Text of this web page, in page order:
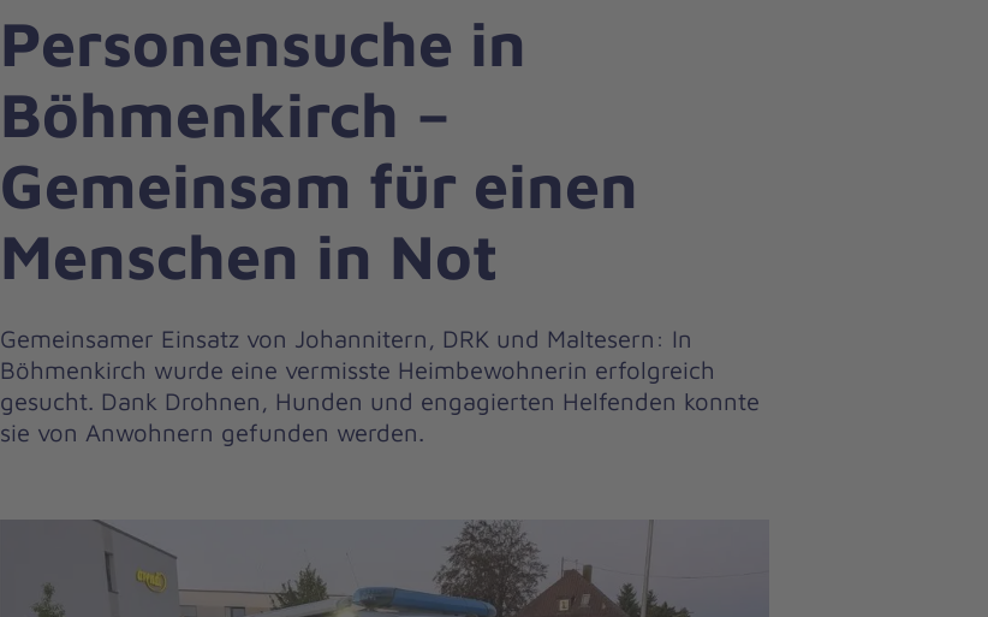
Personensuche in
Böhmenkirch –
Gemeinsam für einen
Menschen in Not
Gemeinsamer Einsatz von Johannitern, DRK und Maltesern: In
Böhmenkirch wurde eine vermisste Heimbewohnerin erfolgreich
gesucht. Dank Drohnen, Hunden und engagierten Helfenden konnte
sie von Anwohnern gefunden werden.